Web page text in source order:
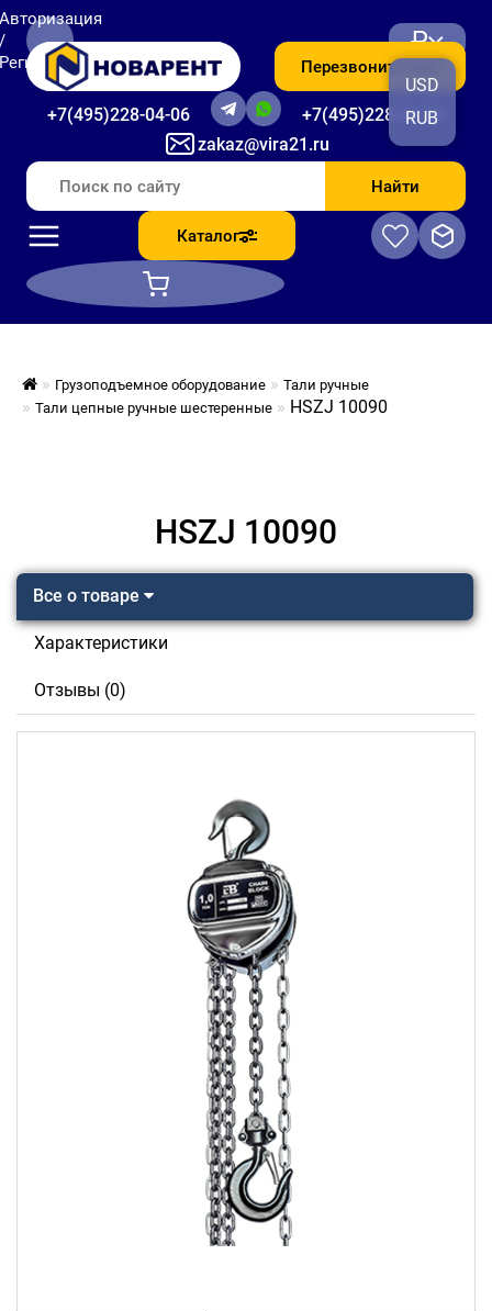
zakaz@vira21.ru
+7(495)228-04-06 +7(495)228-06-56
Перезвоните мне
₽
USD
RUB
Найти
Каталог
Грузоподъемное оборудование
Тали ручные
Тали цепные ручные шестеренные
HSZJ 10090
HSZJ 10090
Все о товаре
Характеристики
Отзывы (0)